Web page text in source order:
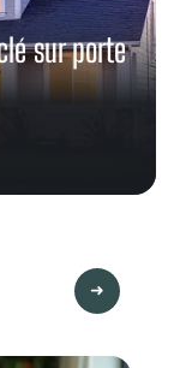
sur porte